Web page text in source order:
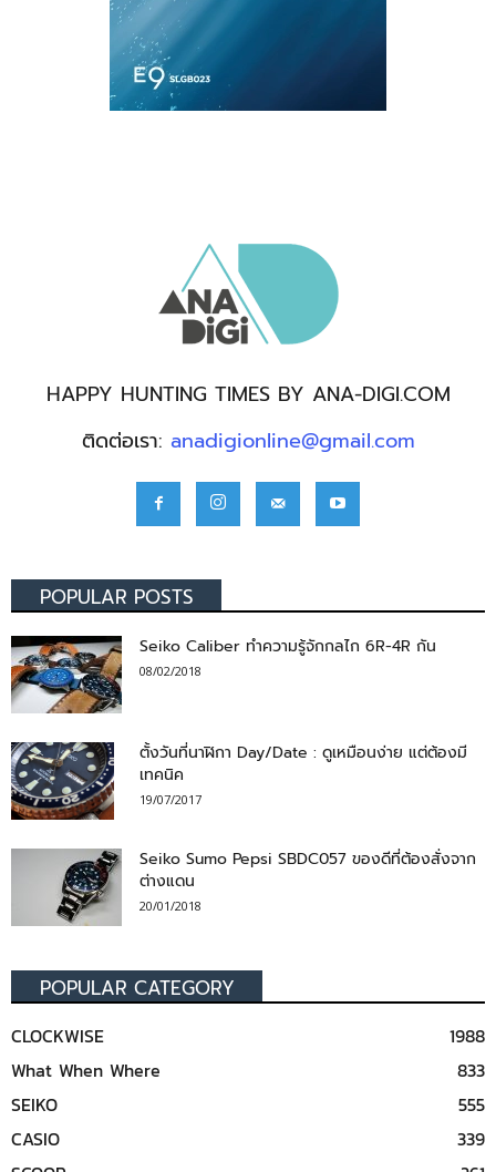
HAPPY HUNTING TIMES BY ANA-DIGI.COM
ติดต่อเรา: anadigionline@gmail.com
POPULAR POSTS
Seiko Caliber ทำความรู้จักกลไก 6R-4R กัน
08/02/2018
ตั้งวันที่นาฬิกา Day/Date : ดูเหมือนง่าย แต่ต้องมี
เทคนิค
19/07/2017
Seiko Sumo Pepsi SBDC057 ของดีที่ต้องสั่งจาก
ต่างแดน
20/01/2018
POPULAR CATEGORY
CLOCKWISE
1988
What When Where
833
SEIKO
555
CASIO
339